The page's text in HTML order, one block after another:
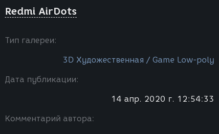
Redmi AirDots
Тип галереи:
3D Художественная / Game Low-poly
Дата публикации:
14 апр. 2020 г. 12:54:33
Комментарий автора: